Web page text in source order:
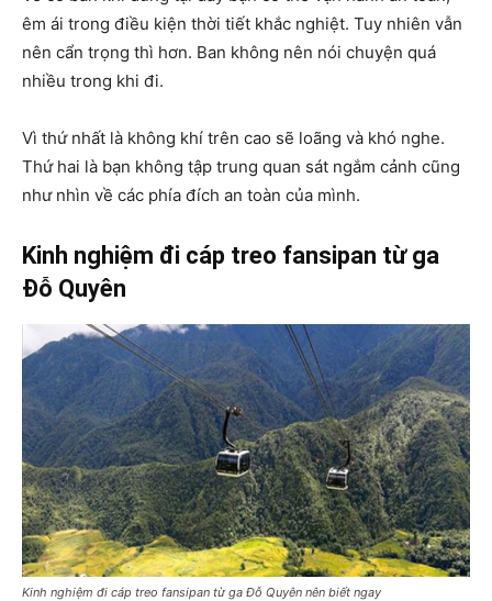
êm ái trong điều kiện thời tiết khắc nghiệt. Tuy nhiên vẫn
nên cẩn trọng thì hơn. Ban không nên nói chuyện quá
nhiều trong khi đi.
Vì thứ nhất là không khí trên cao sẽ loãng và khó nghe.
Thứ hai là bạn không tập trung quan sát ngắm cảnh cũng
như nhìn về các phía đích an toàn của mình.
Kinh nghiệm đi cáp treo fansipan từ ga
Đỗ Quyên
Kinh nghiệm đi cáp treo fansipan từ ga Đỗ Quyên nên biết ngay